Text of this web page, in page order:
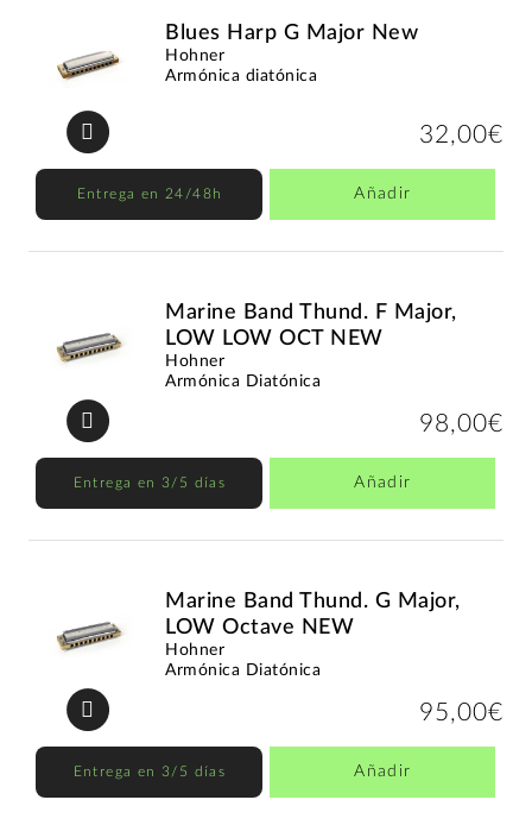
Blues Harp G Major New
Hohner
Armónica diatónica
32,00€
Entrega en 24/48h Añadir
Marine Band Thund. F Major,
LOW LOW OCT NEW
Hohner
Armónica Diatónica
98,00€
Entrega en 3/5 días Añadir
Marine Band Thund. G Major,
LOW Octave NEW
Hohner
Armónica Diatónica
95,00€
Entrega en 3/5 días Añadir